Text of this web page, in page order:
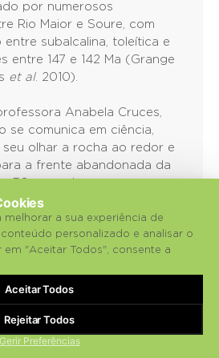
por numerosos
Rio Maior e Soure, com
entre subalcalina, toleítica e
entre 147 e 142 Ma (Grange
et al. 2010).
Anabela Cruces,
se comunica em ciência,
olhar a rocha ao redor e
a frente abandonada da
semelhante mas em
mencionando o
científico e didático de
paisagística e
afloramento de Portela de
estar classificado
importância nacional se
derivado a trabalhos de
imediatas.
a sua experiência de
personalizado e analisar o
"Aceitar Todos", consente a
Gerir Preferências
Rejeitar Todos
Aceitar Todos